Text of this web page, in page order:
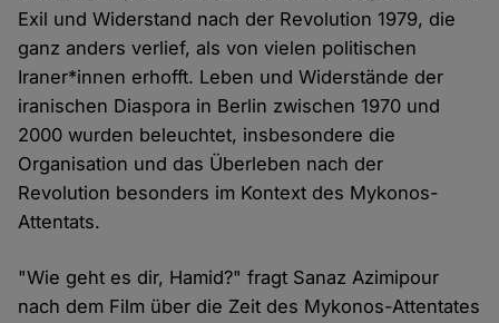
Exil und Widerstand nach der Revolution 1979, die
ganz anders verlief, als von vielen politischen
Iraner*innen erhofft. Leben und Widerstände der
iranischen Diaspora in Berlin zwischen 1970 und
2000 wurden beleuchtet, insbesondere die
Organisation und das Überleben nach der
Revolution besonders im Kontext des Mykonos-
Attentats.
"Wie geht es dir, Hamid?" fragt Sanaz Azimipour
nach dem Film über die Zeit des Mykonos-Attentates